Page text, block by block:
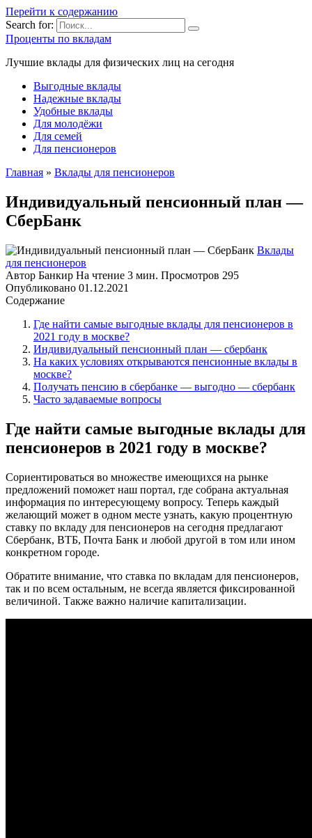
Перейти к содержанию
Search for:
Проценты по вкладам
Лучшие вклады для физических лиц на сегодня
Выгодные вклады
Надежные вклады
Удобные вклады
Для молодёжи
Для семей
Для пенсионеров
Главная » Вклады для пенсионеров
Индивидуальный пенсионный план —
СберБанк
Вклады
для пенсионеров
Автор Банкир На чтение 3 мин. Просмотров 295
Опубликовано 01.12.2021
Содержание
Где найти самые выгодные вклады для пенсионеров в
2021 году в москве?
Индивидуальный пенсионный план — сбербанк
На каких условиях открываются пенсионные вклады в
москве?
Получать пенсию в сбербанке — выгодно — сбербанк
Часто задаваемые вопросы
Где найти самые выгодные вклады для
пенсионеров в 2021 году в москве?
Сориентироваться во множестве имеющихся на рынке
предложений поможет наш портал, где собрана актуальная
информация по интересующему вопросу. Теперь каждый
желающий может в одном месте узнать, какую процентную
ставку по вкладу для пенсионеров на сегодня предлагают
Сбербанк, ВТБ, Почта Банк и любой другой в том или ином
конкретном городе.
Обратите внимание, что ставка по вкладам для пенсионеров,
так и по всем остальным, не всегда является фиксированной
величиной. Также важно наличие капитализации.